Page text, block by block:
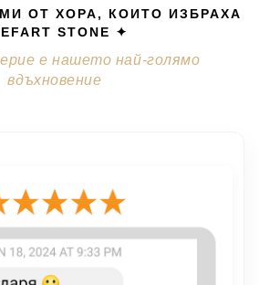
ОТ ХОРА, КОИТО ИЗБРАХА
STONE ✦
е нашето най-голямо
вдъхновение